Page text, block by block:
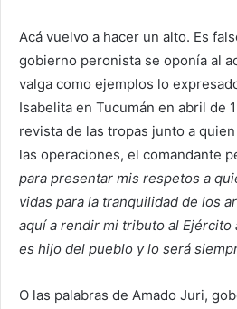
Acá vuelvo a hacer un alto. Es
gobierno peronista se oponía al
valga como ejemplos lo
Isabelita en Tucumán en abril de
revista de las tropas junto a
las operaciones, el comandante
para presentar mis respetos a
vidas para la tranquilidad de los
aquí a rendir mi tributo al
es hijo del pueblo y lo será
O las palabras de Amado Juri,